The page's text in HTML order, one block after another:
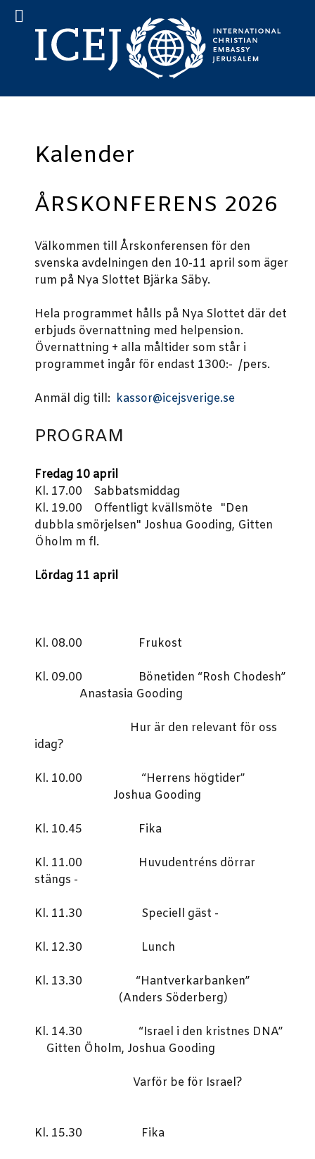
Kalender
ÅRSKONFERENS 2026
Välkommen till Årskonferensen för den
svenska avdelningen den 10-11 april som äger
rum på Nya Slottet Bjärka Säby.
Hela programmet hålls på Nya Slottet där det
erbjuds övernattning med helpension.
Övernattning + alla måltider som står i
programmet ingår för endast 1300:- /pers.
Anmäl dig till: kassor@icejsverige.se
PROGRAM
Fredag 10 april
Kl. 17.00 Sabbatsmiddag
Kl. 19.00 Offentligt kvällsmöte "Den
dubbla smörjelsen" Joshua Gooding, Gitten
Öholm m fl.
Lördag 11 april
Kl. 08.00 Frukost
Kl. 09.00 Bönetiden “Rosh Chodesh”
Anastasia Gooding
Hur är den relevant för oss
idag?
Kl. 10.00 “Herrens högtider”
Joshua Gooding
Kl. 10.45 Fika
Kl. 11.00 Huvudentréns dörrar
stängs -
Kl. 11.30 Speciell gäst -
Kl. 12.30 Lunch
Kl. 13.30 “Hantverkarbanken”
(Anders Söderberg)
Kl. 14.30 “Israel i den kristnes DNA”
Gitten Öholm, Joshua Gooding
Varför be för Israel?
Kl. 15.30 Fika